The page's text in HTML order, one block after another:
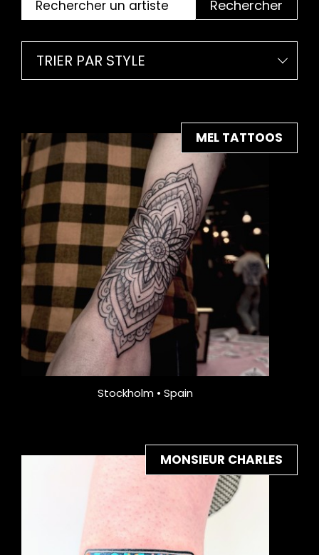
Rechercher
TRIER PAR STYLE
MEL TATTOOS
Stockholm • Spain
MONSIEUR CHARLES